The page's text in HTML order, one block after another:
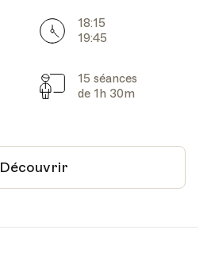
Heure
18:15
19:45
Cours
15 séances
de 1h 30m
Découvrir